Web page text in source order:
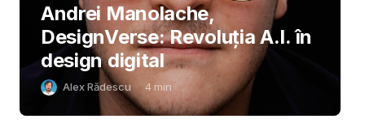
Andrei Manolache,
DesignVerse: Revoluția A.I. în
design digital
Alex Rădescu 4 min